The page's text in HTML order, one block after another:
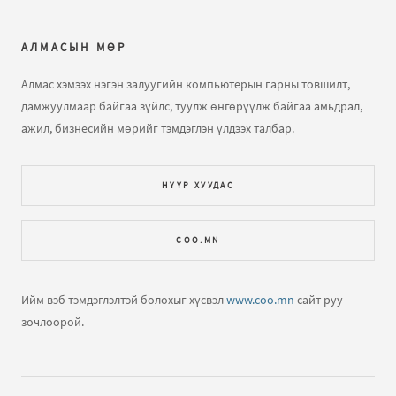
энэ нийтлэл уншлаа...
Компьютер, програмчлалын үндэс сургалт
Кирилл - Монгол бичгийн хөрвүүлэгч
Удахгүй эхэлнэ гэж явсаар хэдэн ч жил өнгөрчихөв
дөө Алмас мээнь! Өөртөө сануулав.
Enkhtuya Otgontsetse (зочин):
их олон улсаар аялаагүй ээ. Дээр бичсэн хоолны
АЛМАСЫН МӨР
Алмас хэмээх нэгэн залуугийн компьютерын гарны товшилт,
дамжуулмаар байгаа зүйлс, туулж өнгөрүүлж байгаа амьдрал,
ажил, бизнесийн мөрийг тэмдэглэн үлдээх талбар.
НҮҮР ХУУДАС
COO.MN
Ийм вэб тэмдэглэлтэй болохыг хүсвэлwww.coo.mn сайт руу
зочлоорой.